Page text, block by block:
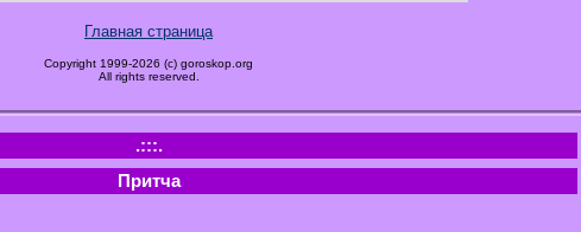
Главная страница
Copyright 1999-2026 (c) goroskop.org
All rights reserved.
.:::.
Притча